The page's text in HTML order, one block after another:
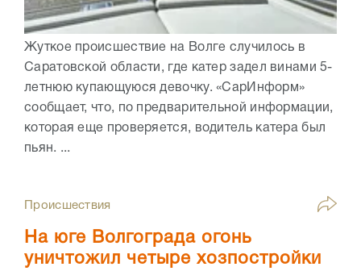
Жуткое происшествие на Волге случилось в
Саратовской области, где катер задел винами 5-
летнюю купающуюся девочку. «СарИнформ»
сообщает, что, по предварительной информации,
которая еще проверяется, водитель катера был
пьян. ...
Происшествия
На юге Волгограда огонь
уничтожил четыре хозпостройки